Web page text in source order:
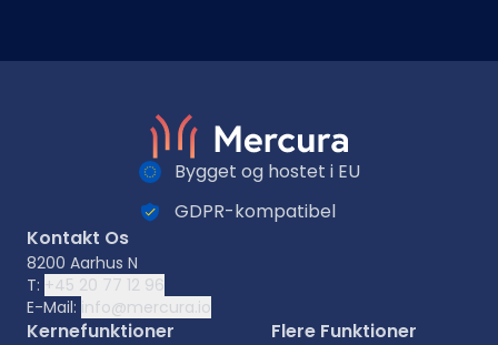
Bygget og hostet i EU
GDPR-kompatibel
Kontakt Os
8200 Aarhus N
T: +45 20 77 12 96
E-Mail: info@mercura.io
Kernefunktioner Flere Funktioner